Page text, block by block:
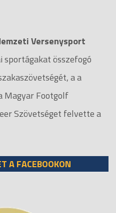
Versenysport
sportágakat összefogó
a a
Magyar Footgolf
Szövetséget felvette a
A FACEBOOKON